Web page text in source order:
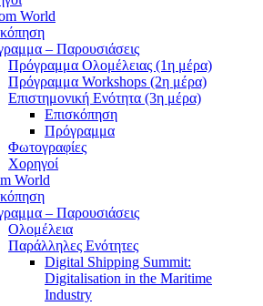
World
– Παρουσιάσεις
Πρόγραμμα Ολομέλειας (1η μέρα)
Πρόγραμμα Workshops (2η μέρα)
Επιστημονική Ενότητα (3η μέρα)
Επισκόπηση
Πρόγραμμα
Φωτογραφίες
Χορηγοί
World
– Παρουσιάσεις
Ολομέλεια
Παράλληλες Ενότητες
Digital Shipping Summit:
Digitalisation in the Maritime
Industry